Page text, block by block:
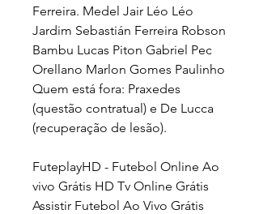
Ferreira. Medel Jair Léo Léo
Jardim Sebastián Ferreira Robson
Bambu Lucas Piton Gabriel Pec
Orellano Marlon Gomes Paulinho
Quem está fora: Praxedes
(questão contratual) e De Lucca
(recuperação de lesão).
FuteplayHD - Futebol Online Ao
vivo Grátis HD Tv Online Grátis
Assistir Futebol Ao Vivo Grátis